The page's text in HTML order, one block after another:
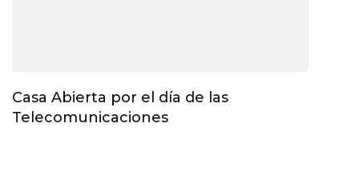
Casa Abierta por el día de las
Telecomunicaciones